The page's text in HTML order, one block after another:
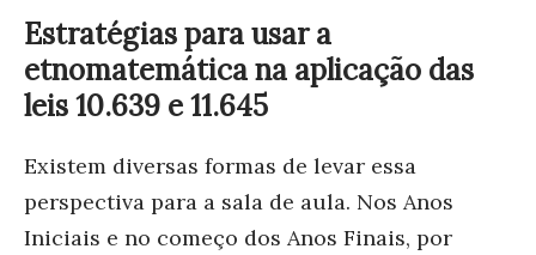
Estratégias para usar a
etnomatemática na aplicação das
leis 10.639 e 11.645
Existem diversas formas de levar essa
perspectiva para a sala de aula. Nos Anos
Iniciais e no começo dos Anos Finais, por